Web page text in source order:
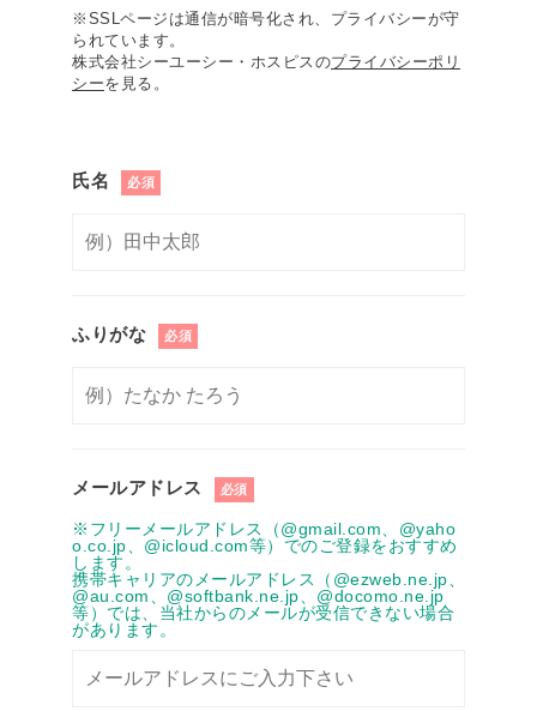
※SSLページは通信が暗号化され、プライバシーが守
られています。
株式会社シーユーシー・ホスピスのプライバシーポリ
シーを見る。
氏名 必須
ふりがな 必須
メールアドレス 必須
※フリーメールアドレス（@gmail.com、@yaho
o.co.jp、@icloud.com等）でのご登録をおすすめ
します。
携帯キャリアのメールアドレス（@ezweb.ne.jp、
@au.com、@softbank.ne.jp、@docomo.ne.jp
等）では、当社からのメールが受信できない場合
があります。